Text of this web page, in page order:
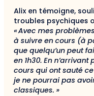
Alix en témoigne,
troubles psychiques
«Avec mes
à suivre en cours (à
que quelqu’un peut
en 1h30. En
cours qui ont sauté
je ne pourrai pas
classiques. »